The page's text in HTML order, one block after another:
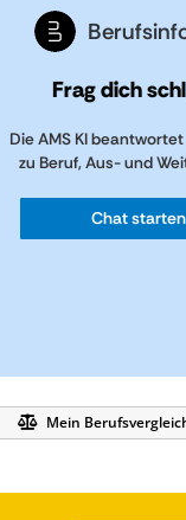
Frag dich
Die AMS KI
zu Beruf, Aus- und
Chat starten
Mein